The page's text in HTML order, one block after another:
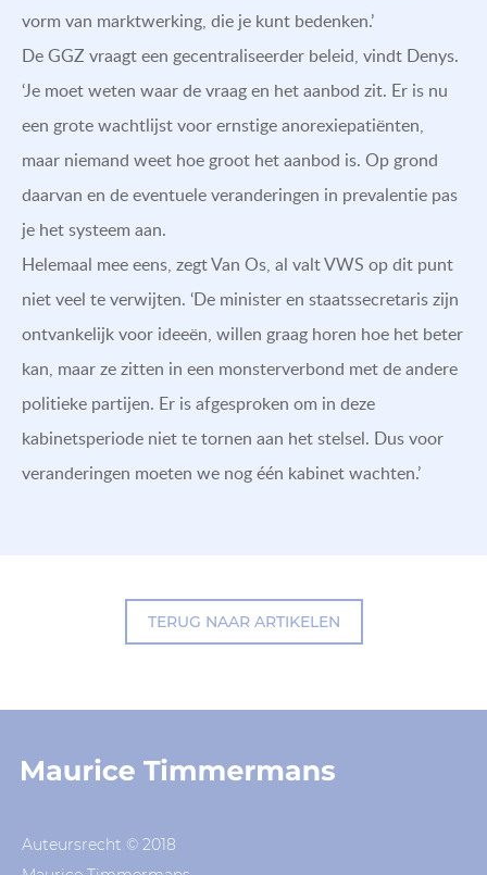
vorm van marktwerking, die je kunt bedenken.’
De GGZ vraagt een gecentraliseerder beleid, vindt Denys.
‘Je moet weten waar de vraag en het aanbod zit. Er is nu
een grote wachtlijst voor ernstige anorexiepatiënten,
maar niemand weet hoe groot het aanbod is. Op grond
daarvan en de eventuele veranderingen in prevalentie pas
je het systeem aan.
Helemaal mee eens, zegt Van Os, al valt VWS op dit punt
niet veel te verwijten. ‘De minister en staatssecretaris zijn
ontvankelijk voor ideeën, willen graag horen hoe het beter
kan, maar ze zitten in een monsterverbond met de andere
politieke partijen. Er is afgesproken om in deze
kabinetsperiode niet te tornen aan het stelsel. Dus voor
veranderingen moeten we nog één kabinet wachten.’
TERUG NAAR ARTIKELEN
Auteursrecht © 2018